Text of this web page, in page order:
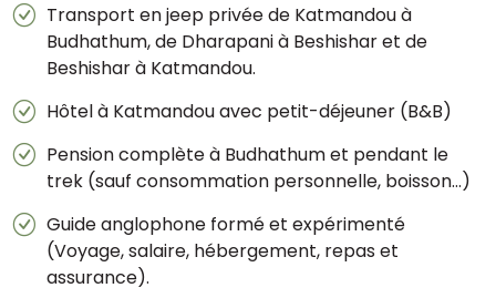
Transport en jeep privée de Katmandou à
Budhathum, de Dharapani à Beshishar et de
Beshishar à Katmandou.
Hôtel à Katmandou avec petit-déjeuner (B&B)
Pension complète à Budhathum et pendant le
trek (sauf consommation personnelle, boisson…)
Guide anglophone formé et expérimenté
(Voyage, salaire, hébergement, repas et
assurance).